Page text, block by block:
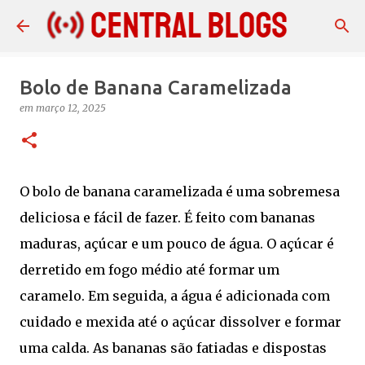
Pular para o conteúdo principal
Bolo de Banana Caramelizada
em março 12, 2025
O bolo de banana caramelizada é uma sobremesa
deliciosa e fácil de fazer. É feito com bananas
maduras, açúcar e um pouco de água. O açúcar é
derretido em fogo médio até formar um
caramelo. Em seguida, a água é adicionada com
cuidado e mexida até o açúcar dissolver e formar
uma calda. As bananas são fatiadas e dispostas